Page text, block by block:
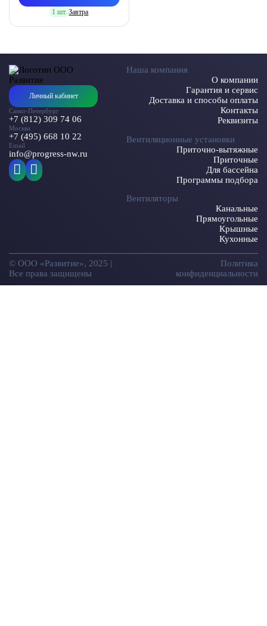
1 шт. Завтра
Личный кабинет
Санкт-Петербург
+7 (812) 309 74 06
Москва
+7 (495) 668 10 22
Email
info@progress-nw.ru
Наша компания
О компании
Гарантия и сервис
Доставка и способы оплаты
Контакты
Реквизиты
Вентиляционные установки
Приточно-вытяжные
Приточные
Для бассейна
Программы подбора
Вентиляторы
Канальные
Прямоугольные
Крышные
Кухонные
© ООО «Развитие», 2025 |
Все права защищены
Политика
конфиденциальности